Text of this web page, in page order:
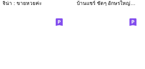
จิน่า : ขายหวยค่ะ บ้านแชร์ ชัดๆ อักษรใหญ่ สีพาสเทล